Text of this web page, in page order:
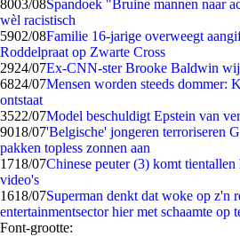
8003/08Spandoek "Bruine mannen naar
wèl racistisch
5902/08Familie 16-jarige overweegt
Roddelpraat op Zwarte Cross
2924/07Ex-CNN-ster Brooke Baldwin
6824/07Mensen worden steeds dommer:
ontstaat
3522/07Model beschuldigt Epstein van
9018/07'Belgische' jongeren terroriseren
pakken topless zonnen aan
1718/07Chinese peuter (3) komt
video's
1618/07Superman denkt dat woke op z'n
entertainmentsector hier met schaamte op
Font-grootte: